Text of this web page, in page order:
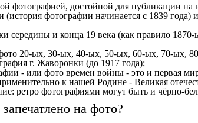
фотографией, достойной для публикации
(история фотографии начинается с 1839
середины и конца 19 века (как правило
20-ых, 30-ых, 40-ых, 50-ых, 60-ых, 70-ых,
г. Жаворонки (до 1917 года);
- или фото времен войны - это и первая
к нашей Родине - Великая
ретро фотографиями могут быть и чёрно-
на фото?